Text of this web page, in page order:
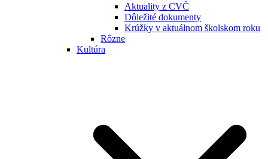
Aktuality z CVČ
Dôležité dokumenty
Krúžky v aktuálnom školskom roku
Rôzne
Kultúra